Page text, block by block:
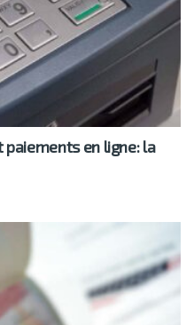
en ligne: la